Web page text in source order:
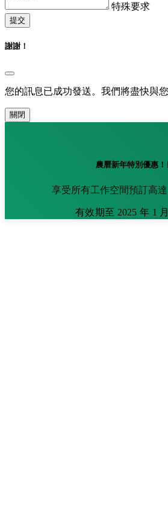
特殊要求
提交
謝謝！
您的訊息已成功發送。我們將盡快與您
關閉
農曆新年特別優惠！
享受所有工作空間預訂高
有效期至 2025 年 1